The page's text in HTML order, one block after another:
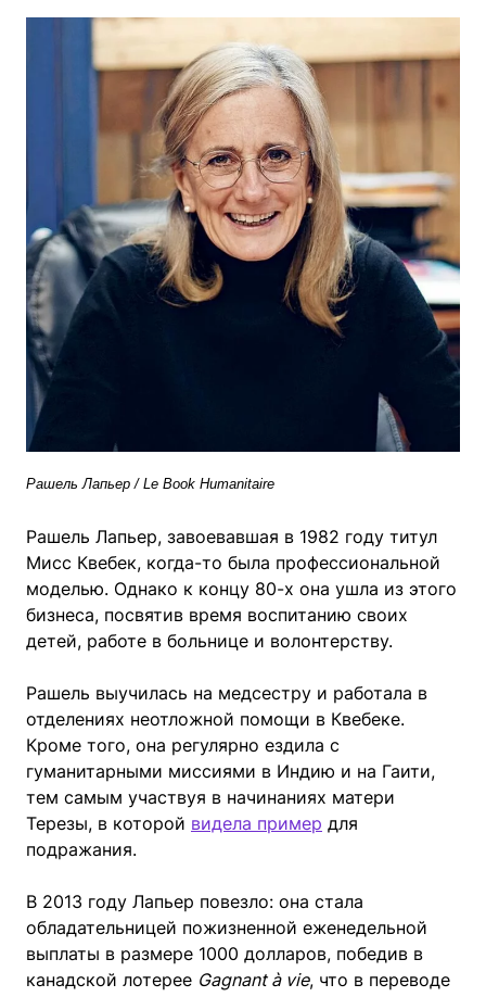
Рашель Лапьер / Le Book Humanitaire
Рашель Лапьер, завоевавшая в 1982 году титул
Мисс Квебек, когда-то была профессиональной
моделью. Однако к концу 80-х она ушла из этого
бизнеса, посвятив время воспитанию своих
детей, работе в больнице и волонтерству.
Рашель выучилась на медсестру и работала в
отделениях неотложной помощи в Квебеке.
Кроме того, она регулярно ездила с
гуманитарными миссиями в Индию и на Гаити,
тем самым участвуя в начинаниях матери
Терезы, в которой видела пример для
подражания.
В 2013 году Лапьер повезло: она стала
обладательницей пожизненной еженедельной
выплаты в размере 1000 долларов, победив в
канадской лотерее Gagnant à vie, что в переводе